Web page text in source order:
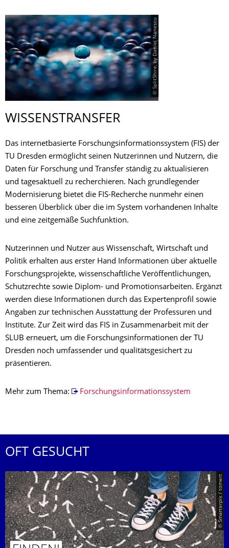
© SplitShire, by Daniel Nanescu
WISSENSTRANSFER
Das internetbasierte Forschungsinformationssystem (FIS) der
TU Dresden ermöglicht seinen Nutzerinnen und Nutzern, die
Daten für Forschung und Transfer ständig zu aktualisieren
und tagesaktuell zu recherchieren. Nach grundlegender
Modernisierung bietet die FIS-Recherche nunmehr einen
besseren Überblick über die im System vorhandenen Inhalte
und eine zeitgemäße Suchfunktion.
Nutzerinnen und Nutzer aus Wissenschaft, Wirtschaft und
Politik erhalten aus erster Hand Informationen über aktuelle
Forschungsprojekte, wissenschaftliche Veröffentlichungen,
Schutzrechte sowie Diplom- und Promotionsarbeiten. Ergänzt
werden diese Informationen durch das Expertenprofil sowie
Angaben zur technischen Ausstattung der Professuren und
Institute. Zur Zeit wird das FIS in Zusammenarbeit mit der
SLUB erneuert, um die Forschungsinformationen der TU
Dresden noch umfassender und qualitätsgesichert zu
präsentieren.
Mehr zum Thema: Forschungsinformationssystem
OFT GESUCHT
© Smarterpix / tomert